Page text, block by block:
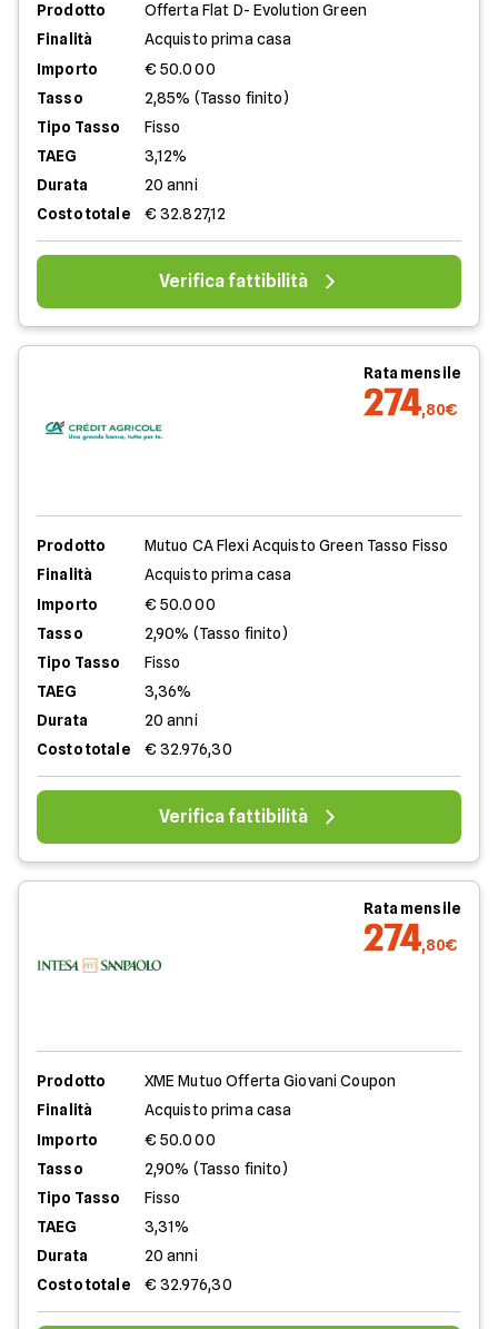
Prodotto
Offerta Flat D- Evolution Green
Finalità
Acquisto prima casa
Importo
€ 50.000
Tasso
2,85% (Tasso finito)
Tipo Tasso
Fisso
TAEG
3,12%
Durata
20 anni
Costo totale
€ 32.827,12
Verifica fattibilità
Rata mensile
274,80€
Prodotto
Mutuo CA Flexi Acquisto Green Tasso Fisso
Finalità
Acquisto prima casa
Importo
€ 50.000
Tasso
2,90% (Tasso finito)
Tipo Tasso
Fisso
TAEG
3,36%
Durata
20 anni
Costo totale
€ 32.976,30
Verifica fattibilità
Rata mensile
274,80€
Prodotto
XME Mutuo Offerta Giovani Coupon
Finalità
Acquisto prima casa
Importo
€ 50.000
Tasso
2,90% (Tasso finito)
Tipo Tasso
Fisso
TAEG
3,31%
Durata
20 anni
Costo totale
€ 32.976,30